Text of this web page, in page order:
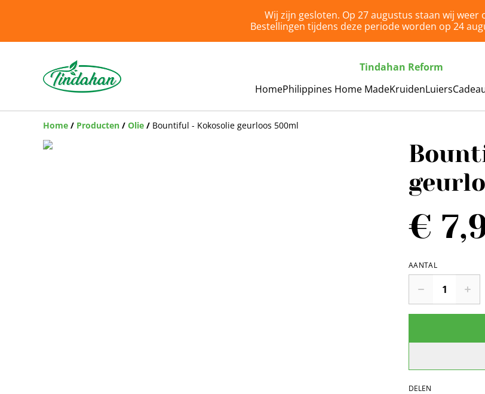
Wij zijn gesloten. Op 27 augustus staan wij weer
Bestellingen tijdens deze periode worden op 24
Tindahan Reform
HomePhilippines Home MadeKruidenLuiers
Home / Producten / Olie / Bountiful - Kokosolie geurloos 500ml
€
AANTAL
DELEN